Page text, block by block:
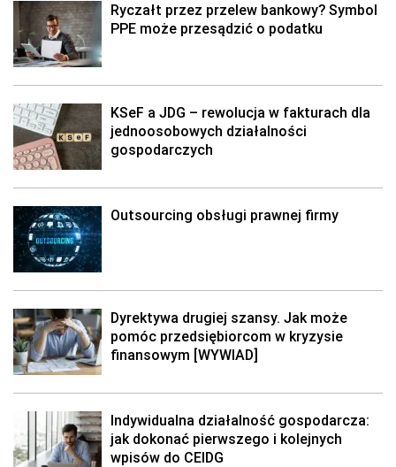
Ryczałt przez przelew bankowy? Symbol
PPE może przesądzić o podatku
KSeF a JDG – rewolucja w fakturach dla
jednoosobowych działalności
gospodarczych
Outsourcing obsługi prawnej firmy
Dyrektywa drugiej szansy. Jak może
pomóc przedsiębiorcom w kryzysie
finansowym [WYWIAD]
Indywidualna działalność gospodarcza:
jak dokonać pierwszego i kolejnych
wpisów do CEIDG